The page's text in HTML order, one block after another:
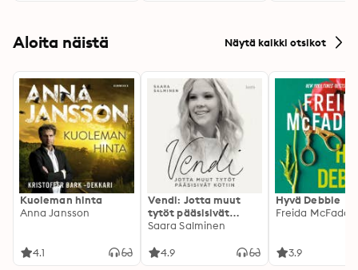
Aloita näistä Näytä kaikki otsikot
Kuoleman hinta
Anna Jansson
4.1
Vendi: Jotta muut
tytöt pääsisivät
kotiin
Saara Salminen
4.9
Hyvä Debbie
Freida
3.9